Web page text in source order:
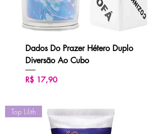
Dados Do Prazer Hétero Duplo
Diversão Ao Cubo
Preço
R$ 17,90
Top Lilith